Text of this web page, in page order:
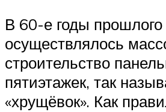
В 60-е годы
осуществлялось
строительство
пятиэтажек, так
«хрущёвок». Как